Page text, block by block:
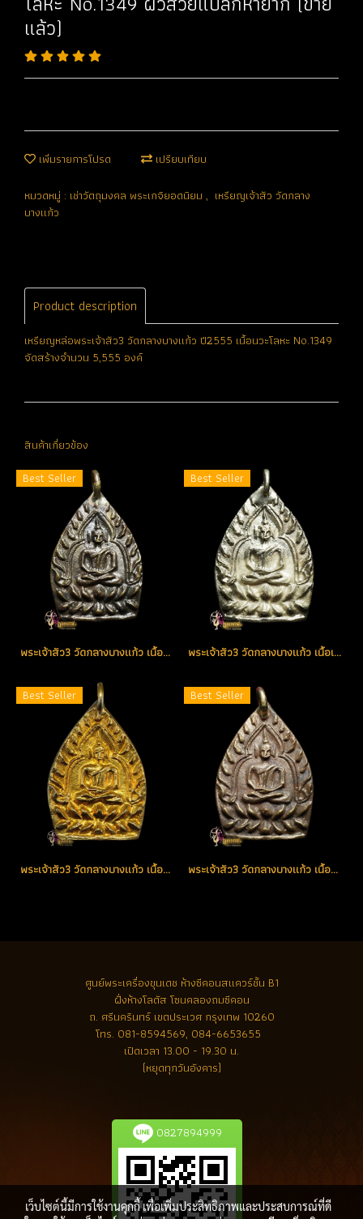
แล้ว)
เพิ่มรายการโปรด เปรียบเทียบ
หมวดหมู่ : เช่าวัตถุมงคล พระเกจิยอดนิยม , เหรียญเจ้าสัว วัดกลาง
บางแก้ว
Product description
เหรียญหล่อพระเจ้าสัว3 วัดกลางบางแก้ว ปี2555 เนื้อนวะโลหะ No.1349
จัดสร้างจำนวน 5,555 องค์
สินค้าเกี่ยวข้อง
Best Seller
พระเจ้าสัว3 วัดกลางบางแก้ว เนื้อก้านช่อพระชัยวัฒน์หลวงปู่บุญ No.4444 (ขายแล้ว)
Best Seller
พระเจ้าสัว3 วัดกลางบางแก้ว เนื้อเงิน(ผสมขี้นกเขาเปล้า) No.57 (ขายแล้ว)
Best Seller
พระเจ้าสัว3 วัดกลางบางแก้ว เนื้อผสมก้านชนวนกริ่งพระชัยวัฒน์(ผิวน้ำทอง) ตอกโค้ดกรรมการ พิเศษมีจาร 2 ตัว (ขายแล้ว)
Best Seller
พระเจ้าสัว3 วัดกลางบางแก้ว เนื้อนวะโลหะ No.4444 (ขายแล้ว)
ศูนย์พระเครื่องขุนเดช ห้างซีคอนสแควร์ชั้น B1
ฝั่งห้างโลตัส โซนคลองถมซีคอน
ถ. ศรีนครินทร์ เขตประเวศ กรุงเทพ 10260
โทร. 081-8594569, 084-6653655
เปิดเวลา 13.00 - 19.30 น.
(หยุดทุกวันอังคาร)
0827894999
เว็บไซต์นี้มีการใช้งานคุกกี้ เพื่อเพิ่มประสิทธิภาพและประสบการณ์ที่ดี